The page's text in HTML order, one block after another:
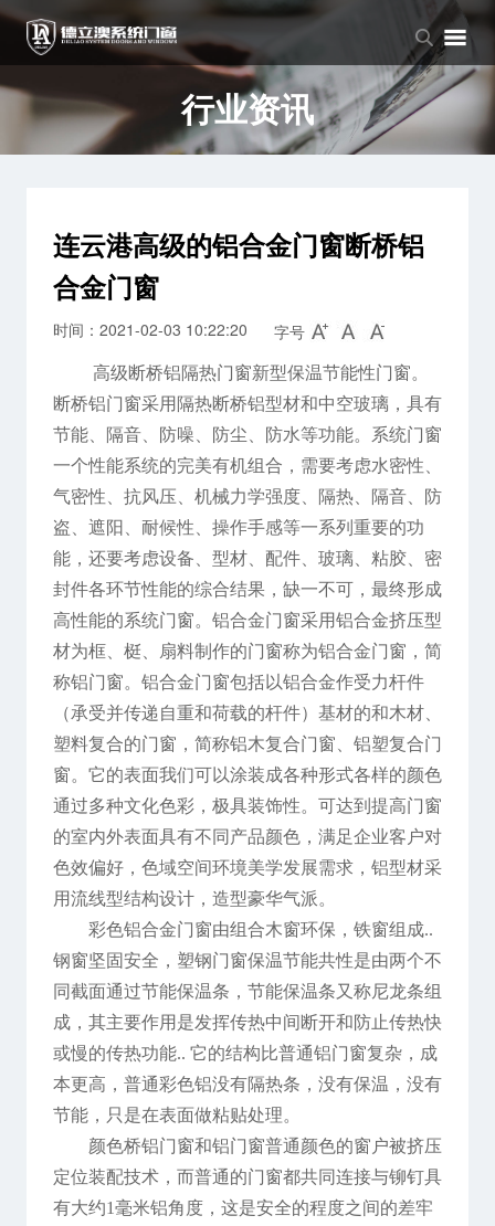
品牌中心
品牌介绍
企业文化
产品中心
窗系列
门系列
新闻中心
公司新闻
行业资讯
行业资讯
连云港高级的铝合金门窗断桥铝
合金门窗
时间：2021-02-03 10:22:20 字号
高级断桥铝隔热门窗新型保温节能性门窗。
断桥铝门窗采用隔热断桥铝型材和中空玻璃，具有
节能、隔音、防噪、防尘、防水等功能。系统门窗
一个性能系统的完美有机组合，需要考虑水密性、
气密性、抗风压、机械力学强度、隔热、隔音、防
盗、遮阳、耐候性、操作手感等一系列重要的功
能，还要考虑设备、型材、配件、玻璃、粘胶、密
封件各环节性能的综合结果，缺一不可，最终形成
高性能的系统门窗。铝合金门窗采用铝合金挤压型
材为框、梃、扇料制作的门窗称为铝合金门窗，简
称铝门窗。铝合金门窗包括以铝合金作受力杆件
（承受并传递自重和荷载的杆件）基材的和木材、
塑料复合的门窗，简称铝木复合门窗、铝塑复合门
窗。它的表面我们可以涂装成各种形式各样的颜色
通过多种文化色彩，极具装饰性。可达到提高门窗
的室内外表面具有不同产品颜色，满足企业客户对
色效偏好，色域空间环境美学发展需求，铝型材采
用流线型结构设计，造型豪华气派。
彩色铝合金门窗由组合木窗环保，铁窗组成..
钢窗坚固安全，塑钢门窗保温节能共性是由两个不
同截面通过节能保温条，节能保温条又称尼龙条组
成，其主要作用是发挥传热中间断开和防止传热快
或慢的传热功能.. 它的结构比普通铝门窗复杂，成
本更高，普通彩色铝没有隔热条，没有保温，没有
节能，只是在表面做粘贴处理。
颜色桥铝门窗和铝门窗普通颜色的窗户被挤压
定位装配技术，而普通的门窗都共同连接与铆钉具
有大约1毫米铝角度，这是安全的程度之间的差牢